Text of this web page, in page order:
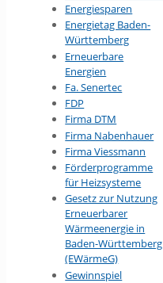
Energiesparen
Energietag Baden-
Württemberg
Erneuerbare
Energien
Fa. Senertec
FDP
Firma DTM
Firma Nabenhauer
Firma Viessmann
Förderprogramme
für Heizsysteme
Gesetz zur Nutzung
Erneuerbarer
Wärmeenergie in
Baden-Württemberg
(EWärmeG)
Gewinnspiel